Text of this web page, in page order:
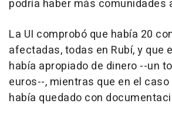
podría haber más comunidades
La UI comprobó que había 20
afectadas, todas en Rubí, y que
había apropiado de dinero --un
euros--, mientras que en el
había quedado con